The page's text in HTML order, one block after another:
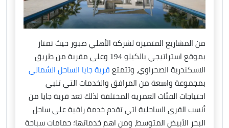
من المشاريع المتميزة لشركة الأهلي صبور حيث تمتاز
بموقع استراتيجي بالكيلو 194 وعلى مقربة من طريق
الاسكندرية الصحراوي، وتتمتع قرية جايا الساحل الشمالي
بمجموعة واسعة من المرافق والخدمات التي تلبي
احتياجات الفئات العمرية المختلفة لذلك تعد قرية جايا من
أنسب القرى الساحلية اتي تقدم خدمة راقية على ساحل
البحر الأبيض المتوسط، ومن اهم خدماتها؛ حمامات سباحة